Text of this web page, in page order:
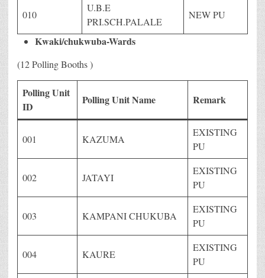
010
U.B.E
PRI.SCH.PALALE
NEW PU
Kwaki/chukwuba-Wards
(12 Polling Booths )
Polling Unit
ID
Polling Unit Name Remark
001 KAZUMA
EXISTING
PU
002 JATAYI
EXISTING
PU
003 KAMPANI CHUKUBA
EXISTING
PU
004 KAURE
EXISTING
PU